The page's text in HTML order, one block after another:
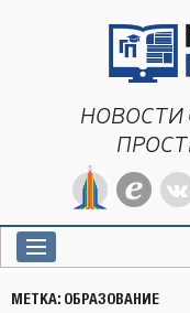
НОВОСТИ
МЕТКА: ОБРАЗОВАНИЕ